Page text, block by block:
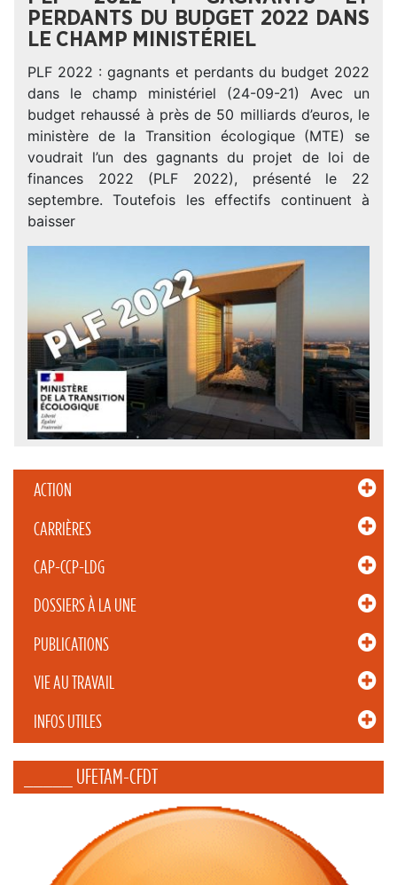
ACTION
CARRIÈRES
CAP-CCP-LDG
DOSSIERS À LA UNE
PUBLICATIONS
VIE AU TRAVAIL
INFOS UTILES
_____ UFETAM-CFDT
PERDANTS DU BUDGET 2022 DANS
LE CHAMP MINISTÉRIEL
PLF 2022 : gagnants et perdants du budget 2022
dans le champ ministériel (24-09-21) Avec un
budget rehaussé à près de 50 milliards d’euros, le
ministère de la Transition écologique (MTE) se
voudrait l’un des gagnants du projet de loi de
finances 2022 (PLF 2022), présenté le 22
septembre. Toutefois les effectifs continuent à
baisser